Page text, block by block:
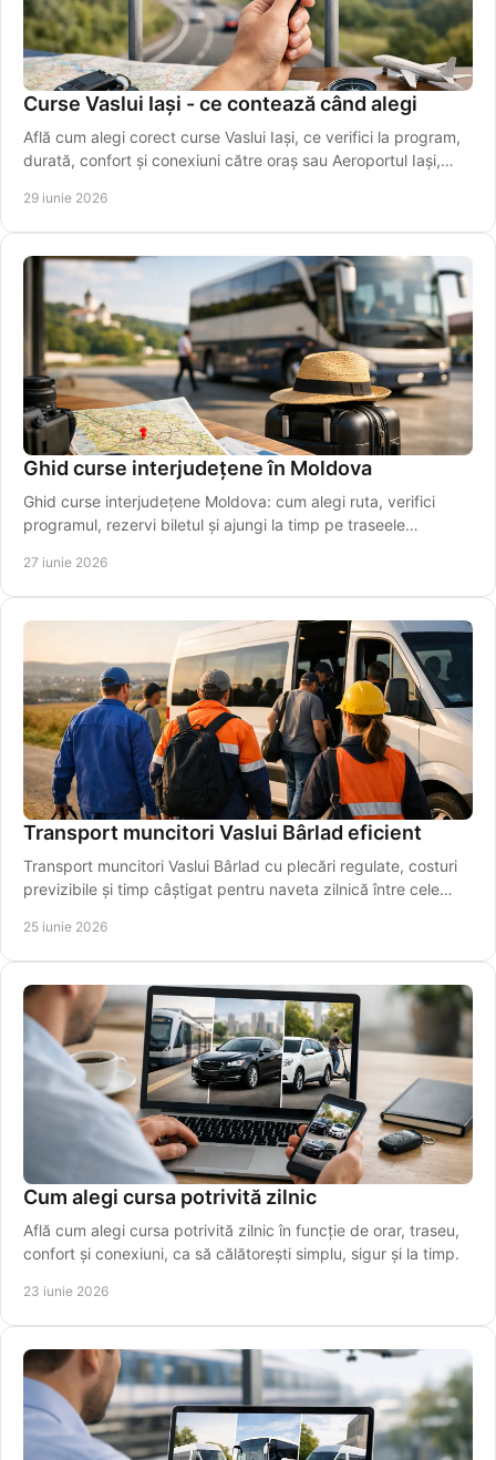
Curse Vaslui Iași - ce contează când alegi
Află cum alegi corect curse Vaslui Iași, ce verifici la program,
durată, confort și conexiuni către oraș sau Aeroportul Iași,
29 iunie 2026
Ghid curse interjudețene în Moldova
Ghid curse interjudețene Moldova: cum alegi ruta, verifici
programul, rezervi biletul și ajungi la timp pe traseele
27 iunie 2026
Transport muncitori Vaslui Bârlad eficient
Transport muncitori Vaslui Bârlad cu plecări regulate, costuri
previzibile și timp câștigat pentru naveta zilnică între cele
25 iunie 2026
Cum alegi cursa potrivită zilnic
Află cum alegi cursa potrivită zilnic în funcție de orar, traseu,
confort și conexiuni, ca să călătorești simplu, sigur și la timp.
23 iunie 2026